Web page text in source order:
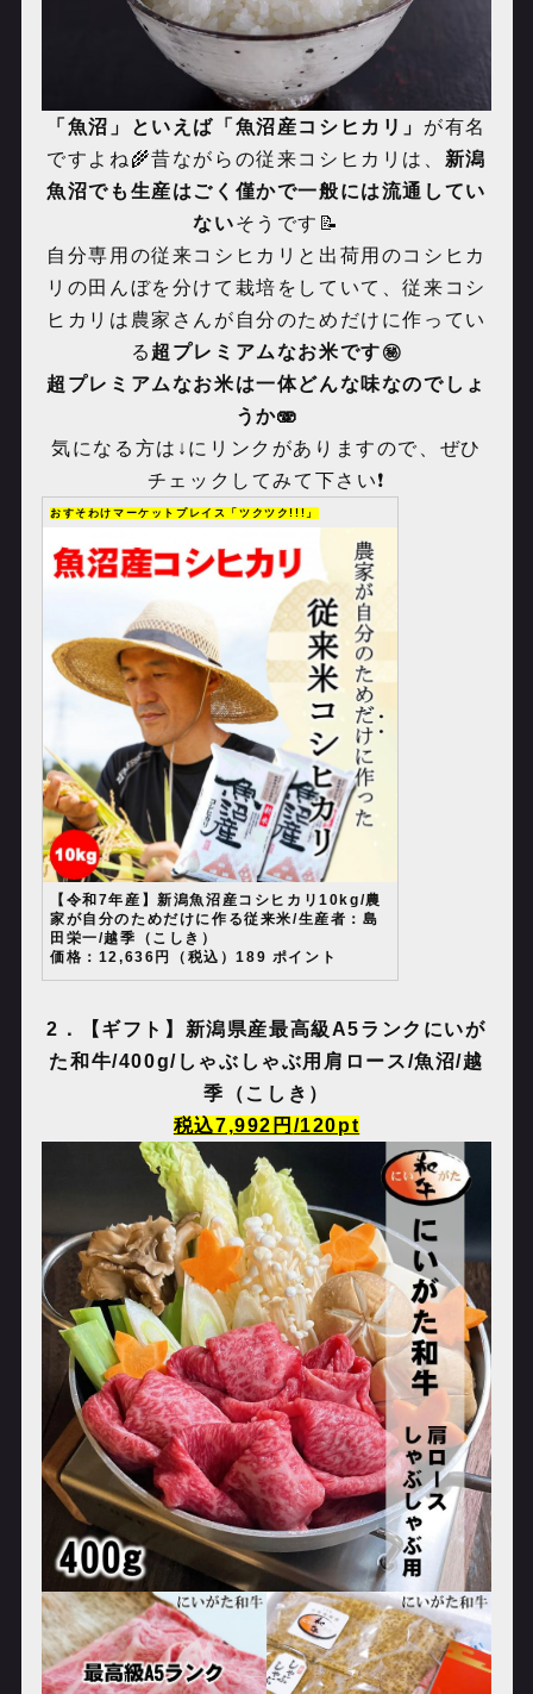
「魚沼」といえば「魚沼産コシヒカリ」 が有名
ですよね🌾昔ながらの従来コシヒカリは、 新潟
魚沼でも生産はごく僅かで一般には流通してい
ないそうです📝
自分専用の従来コシヒカリと出荷用のコシヒカ
リの田んぼを分けて栽培をしていて、従来コシ
ヒカリは農家さんが自分のためだけに作ってい
る 超プレミアムなお米です㊙️
超プレミアムなお米は一体どんな味なのでしょ
うか🫨
気になる方は↓にリンクがありますので、ぜひ
チェックしてみて下さい❗️
おすそわけマーケットプレイス「ツクツク!!!」
【令和7年産】新潟魚沼産コシヒカリ10kg/農
家が自分のためだけに作る従来米/生産者：島
田栄一/越季（こしき）
価格：12,636円（税込）189 ポイント
2 ． 【ギフト】新潟県産最高級 A5ランクにいが
た和牛/400g/ しゃぶしゃぶ用肩ロース/魚沼/越
季（こしき）
税込7,992 円 /120pt